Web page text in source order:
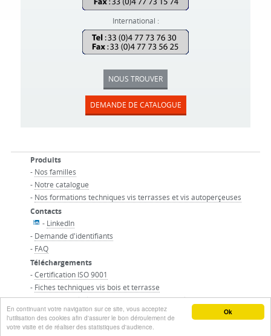
Ok
En continuant votre navigation sur ce site, vous acceptez
l'utilisation des cookies afin d'assurer le bon déroulement de
votre visite et de réaliser des statistiques d'audience.
International :
NOUS TROUVER
DEMANDE DE CATALOGUE
Produits
- Nos familles
- Notre catalogue
- Nos formations techniques vis terrasses et vis autoperçeuses
Contacts
- Linkedln
- Demande d'identifiants
- FAQ
Téléchargements
-Certification ISO 9001
- Fiches techniques vis bois et terrasse
-Conditions générales de vente et mentions légales
© ACTON SAS - Tous droits réservés